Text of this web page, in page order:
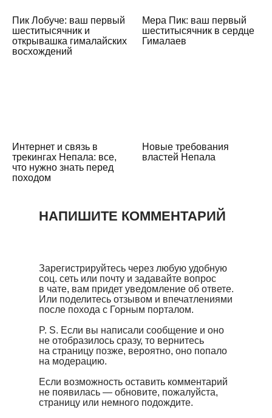
Пик Лобуче: ваш первый
шеститысячник и
открывашка гималайских
восхождений
Мера Пик: ваш первый
шеститысячник в сердце
Гималаев
Интернет и связь в
трекингах Непала: все,
что нужно знать перед
походом
Новые требования
властей Непала
Зарегистрируйтесь через любую удобную
соц. сеть или почту и задавайте вопрос
в чате, вам придет уведомление об ответе.
Или поделитесь отзывом и впечатлениями
после похода с Горным порталом.
P. S. Если вы написали сообщение и оно
не отобразилось сразу, то вернитесь
на страницу позже, вероятно, оно попало
на модерацию.
Если возможность оставить комментарий
не появилась — обновите, пожалуйста,
страницу или немного подождите.
НАПИШИТЕ КОММЕНТАРИЙ